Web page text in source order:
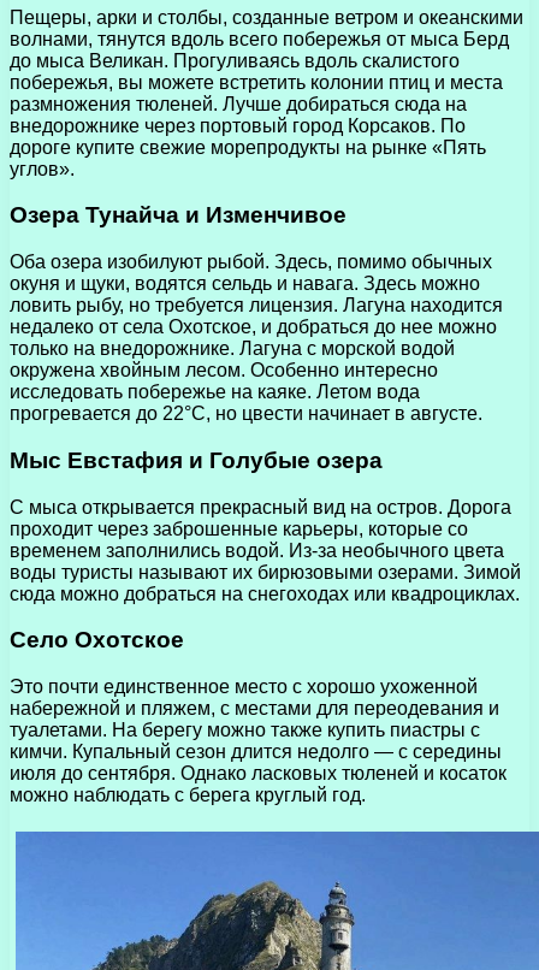
Пещеры, арки и столбы, созданные ветром и океанскими
волнами, тянутся вдоль всего побережья от мыса Берд
до мыса Великан. Прогуливаясь вдоль скалистого
побережья, вы можете встретить колонии птиц и места
размножения тюленей. Лучше добираться сюда на
внедорожнике через портовый город Корсаков. По
дороге купите свежие морепродукты на рынке «Пять
углов».
Озера Тунайча и Изменчивое
Оба озера изобилуют рыбой. Здесь, помимо обычных
окуня и щуки, водятся сельдь и навага. Здесь можно
ловить рыбу, но требуется лицензия. Лагуна находится
недалеко от села Охотское, и добраться до нее можно
только на внедорожнике. Лагуна с морской водой
окружена хвойным лесом. Особенно интересно
исследовать побережье на каяке. Летом вода
прогревается до 22°C, но цвести начинает в августе.
Мыс Евстафия и Голубые озера
С мыса открывается прекрасный вид на остров. Дорога
проходит через заброшенные карьеры, которые со
временем заполнились водой. Из-за необычного цвета
воды туристы называют их бирюзовыми озерами. Зимой
сюда можно добраться на снегоходах или квадроциклах.
Село Охотское
Это почти единственное место с хорошо ухоженной
набережной и пляжем, с местами для переодевания и
туалетами. На берегу можно также купить пиастры с
кимчи. Купальный сезон длится недолго — с середины
июля до сентября. Однако ласковых тюленей и косаток
можно наблюдать с берега круглый год.